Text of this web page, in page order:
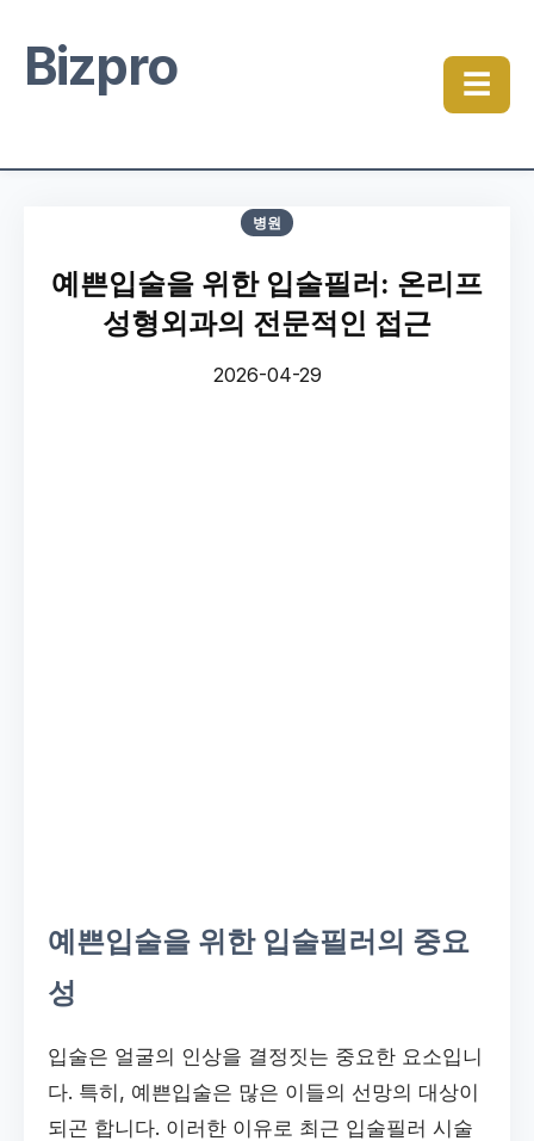
Bizpro ☰
병원
예쁜입술을 위한 입술필러: 온리프
성형외과의 전문적인 접근
2026-04-29
예쁜입술을 위한 입술필러의 중요
성
입술은 얼굴의 인상을 결정짓는 중요한 요소입니
다. 특히, 예쁜입술은 많은 이들의 선망의 대상이
되곤 합니다. 이러한 이유로 최근 입술필러 시술